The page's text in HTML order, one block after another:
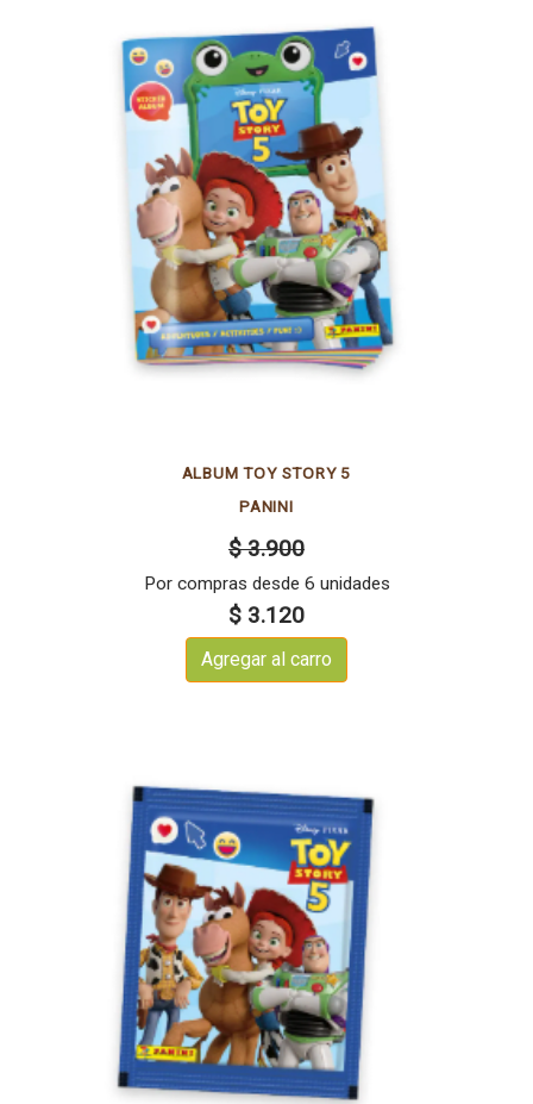
ALBUM TOY STORY 5
PANINI
$ 3.900
Por compras desde 6 unidades
$ 3.120
Agregar al carro